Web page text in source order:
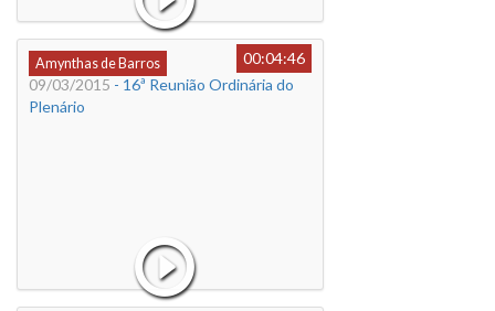
Amynthas de Barros
00:04:46
09/03/2015 - 16ª Reunião Ordinária do
Plenário